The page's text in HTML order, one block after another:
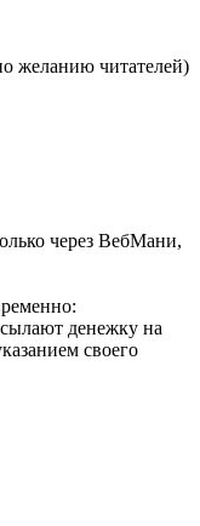
желанию читателей)
через ВебМани,
денежку на
своего